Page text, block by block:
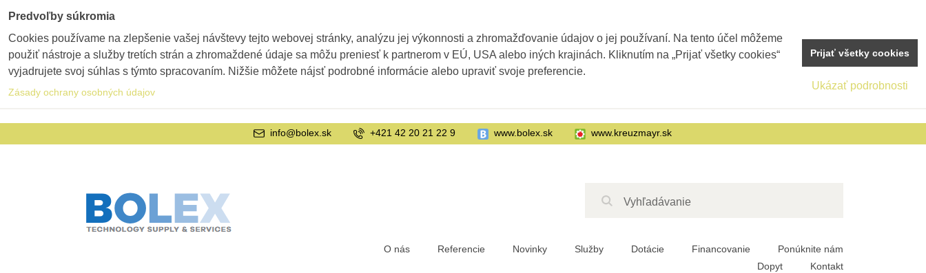
O nás Referencie Novinky Služby Dotácie Financovanie
Ponúknite nám
Dopyt
Kontakt
info@bolex.sk +421 42 20 21 22 9 www.bolex.sk www.kreuzmayr.sk
Predvoľby súkromia
Cookies používame na zlepšenie vašej návštevy tejto webovej stránky, analýzu jej výkonnosti a zhromažďovanie údajov o jej používaní. Na tento účel môžeme
použiť nástroje a služby tretích strán a zhromaždené údaje sa môžu preniesť k partnerom v EÚ, USA alebo iných krajinách. Kliknutím na „Prijať všetky cookies“
vyjadrujete svoj súhlas s týmto spracovaním. Nižšie môžete nájsť podrobné informácie alebo upraviť svoje preferencie.
Zásady ochrany osobných údajov
Ukázať podrobnosti
Prijať všetky cookies